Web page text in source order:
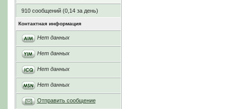
910 сообщений (0,14 за день)
Контактная информация
Нет данных
Нет данных
Нет данных
Нет данных
Отправить сообщение